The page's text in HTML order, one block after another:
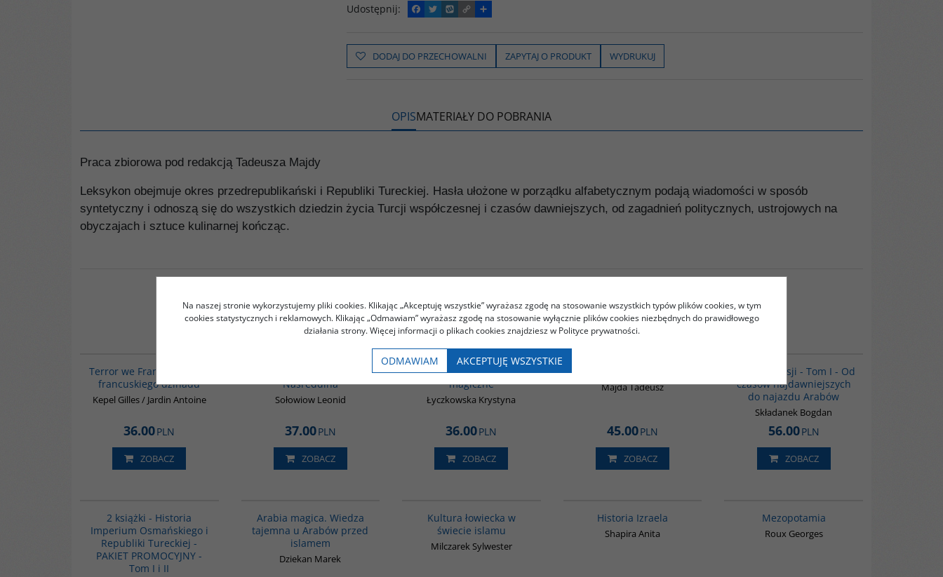
Udostępnij:
F
a
e
b
o
T
w
t
t
e
W
y
o
p
C
o
y
L
i
P
o
z
i
e
ę
DODAJ DO PRZECHOWALNI ZAPYTAJ O PRODUKT WYDRUKUJ
OPISMATERIAŁY DO POBRANIA
Praca zbiorowa pod redakcją Tadeusza Majdy
Leksykon obejmuje okres przedrepublikański i Republiki Tureckiej. Hasła ułożone w porządku alfabetycznym podają wiadomości w sposób
syntetyczny i odnoszą się do wszystkich dziedzin życia Turcji współczesnej i czasów dawniejszych, od zagadnień politycznych, ustrojowych na
obyczajach i sztuce kulinarnej kończąc.
Kupujący ten produkt kupili także:
Terror we Francji. Geneza
francuskiego dżihadu
Kepel Gilles / Jardin Antoine
36.00PLN
ZOBACZ
Nasreddina
Sołowiow Leonid
37.00PLN
ZOBACZ
Babilońskie zaklęcia
magiczne
Łyczkowska Krystyna
36.00PLN
ZOBACZ
Majda Tadeusz
45.00PLN
ZOBACZ
Historia Persji - Tom I - Od
czasów najdawniejszych
do najazdu Arabów
Składanek Bogdan
56.00PLN
ZOBACZ
2 książki - Historia
Imperium Osmańskiego i
Republiki Tureckiej -
PAKIET PROMOCYJNY -
Tom I i II
Arabia magica. Wiedza
tajemna u Arabów przed
islamem
Dziekan Marek
Kultura łowiecka w
świecie islamu
Milczarek Sylwester
Historia Izraela
Shapira Anita
Mezopotamia
Roux Georges
Na naszej stronie wykorzystujemy pliki cookies. Klikając „Akceptuję wszystkie” wyrażasz zgodę na stosowanie wszystkich typów plików cookies, w tym
cookies statystycznych i reklamowych. Klikając „Odmawiam” wyrażasz zgodę na stosowanie wyłącznie plików cookies niezbędnych do prawidłowego
działania strony. Więcej informacji o plikach cookies znajdziesz w Polityce prywatności.
ODMAWIAM AKCEPTUJĘ WSZYSTKIE